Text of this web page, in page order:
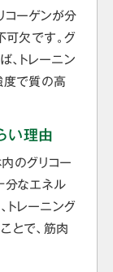
コーゲンが分
欠です。グ
トレーニン
度で質の高
い理由
のグリコー
分なエネル
トレーニング
とで、筋肉